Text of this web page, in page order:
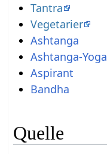
Tantra
Vegetarier
Ashtanga
Ashtanga-Yoga
Aspirant
Bandha
Quelle